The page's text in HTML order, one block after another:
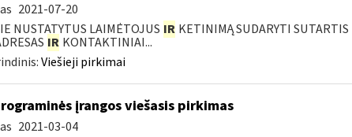
2021-07-20
NUSTATYTUS LAIMĖTOJUS IR KETINIMĄ SUDARYTI
IR KONTAKTINIAI...
Viešieji pirkimai
įrangos viešasis pirkimas
2021-03-04